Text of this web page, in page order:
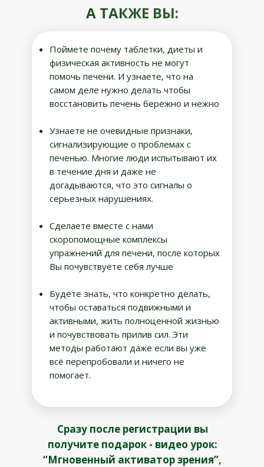
Поймете почему таблетки, диеты и
физическая активность не могут
помочь печени. И узнаете, что на
самом деле нужно делать чтобы
восстановить печень бережно и нежно
Узнаете не очевидные признаки,
сигнализирующие о проблемах с
печенью. Многие люди испытывают их
в течение дня и даже не
догадываются, что это сигналы о
серьезных нарушениях.
Сделаете вместе с нами
скоропомощные комплексы
упражнений для печени, после которых
Вы почувствуете себя лучше
Будете знать, что конкретно делать,
чтобы оставаться подвижными и
активными, жить полноценной жизнью
и почувствовать прилив сил. Эти
методы работают даже если вы уже
всё перепробовали и ничего не
помогает.
А ТАКЖЕ ВЫ:
Сразу после регистрации вы
получите подарок - видео урок:
“Мгновенный активатор зрения”,